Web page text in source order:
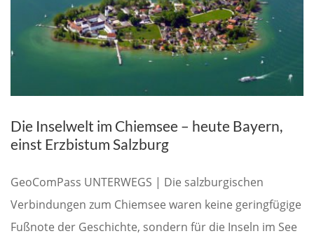
Die Inselwelt im Chiemsee – heute Bayern,
einst Erzbistum Salzburg
GeoComPass UNTERWEGS | Die salzburgischen
Verbindungen zum Chiemsee waren keine geringfügige
Fußnote der Geschichte, sondern für die Inseln im See